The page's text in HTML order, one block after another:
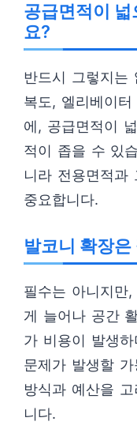
공급면적이
요?
반드시 그렇지는
복도, 엘리베이
에, 공급면적이
적이 좁을 수 있
니라 전용면적과
중요합니다.
발코니 확장
필수는 아니지만
게 늘어나 공간
가 비용이 발생
문제가 발생할
방식과 예산을
니다.